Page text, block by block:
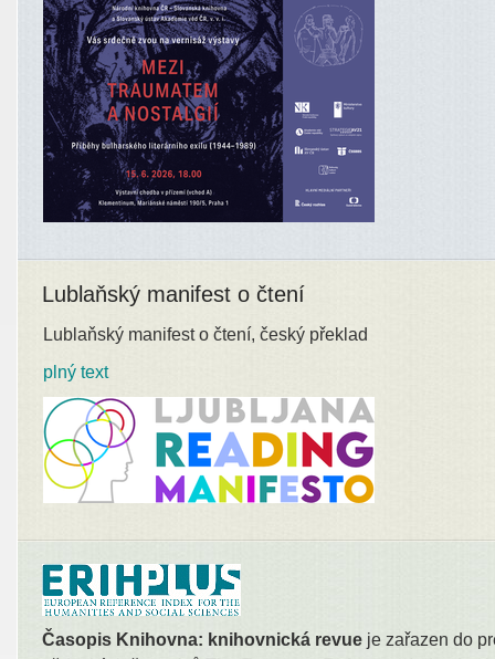
Lublaňský manifest o čtení
Lublaňský manifest o čtení, český překlad
plný text
Časopis Knihovna: knihovnická revue je zařazen do